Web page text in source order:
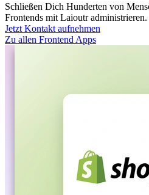
Schließen Dich Hunderten von
Frontends mit Laioutr administrieren.
Jetzt Kontakt aufnehmen
Zu allen Frontend Apps